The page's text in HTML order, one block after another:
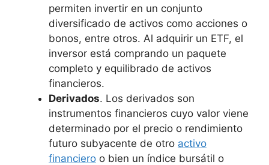
permiten invertir en un conjunto
diversificado de activos como acciones o
bonos, entre otros. Al adquirir un ETF, el
inversor está comprando un paquete
completo y equilibrado de activos
financieros.
Derivados. Los derivados son
instrumentos financieros cuyo valor viene
determinado por el precio o rendimiento
futuro subyacente de otro activo
financiero o bien un índice bursátil o